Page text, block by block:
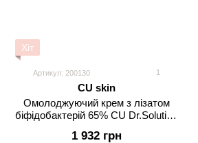
Хіт
Артикул: 200130 1
CU skin
Омолоджуючий крем з лізатом
біфідобактерій 65% CU Dr.Solution
1 932 грн